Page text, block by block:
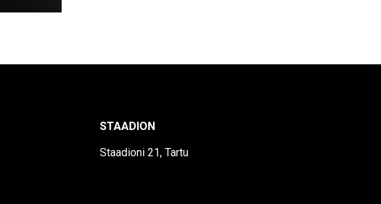
STAADION
Staadioni 21, Tartu